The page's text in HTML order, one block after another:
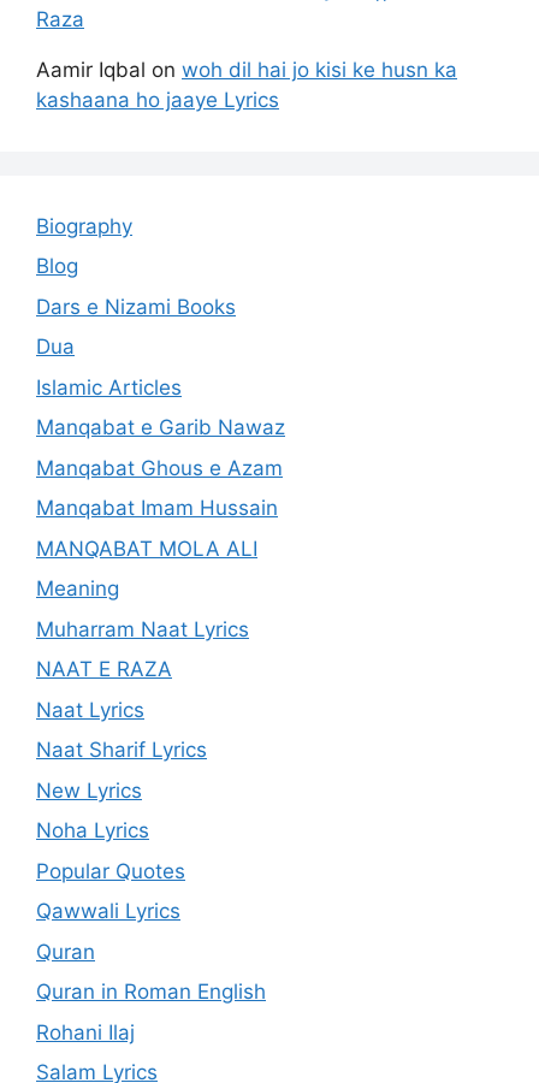
Raza
Aamir Iqbal on woh dil hai jo kisi ke husn ka
kashaana ho jaaye Lyrics
Biography
Blog
Dars e Nizami Books
Dua
Islamic Articles
Manqabat e Garib Nawaz
Manqabat Ghous e Azam
Manqabat Imam Hussain
MANQABAT MOLA ALI
Meaning
Muharram Naat Lyrics
NAAT E RAZA
Naat Lyrics
Naat Sharif Lyrics
New Lyrics
Noha Lyrics
Popular Quotes
Qawwali Lyrics
Quran
Quran in Roman English
Rohani Ilaj
Salam Lyrics